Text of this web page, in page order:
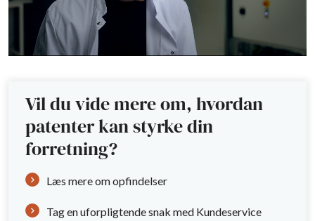
Video
Vil du vide mere om, hvordan
patenter kan styrke din
forretning?
Læs mere om opfindelser
Tag en uforpligtende snak med Kundeservice